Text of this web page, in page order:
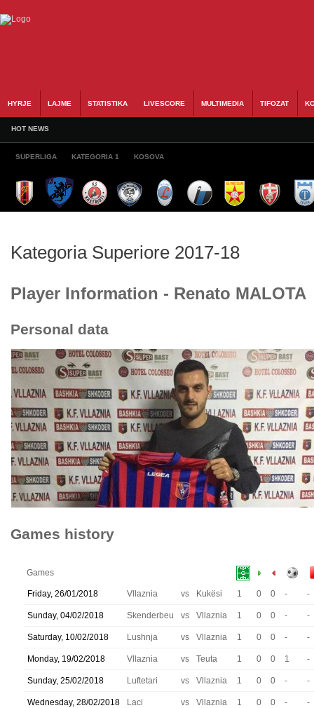
HYRJE LAJME STATISTIKA LIVESCORE MULTIMEDIA TIFOZAT
HOT NEWS
SUPERLIGA KATEGORIA 1 KOSOVA
Kategoria Superiore 2017-18
Player Information - Renato MALOTA
Personal data
Games history
Games
Friday, 26/01/2018 Vllaznia vs Kukësi 1 0 0 - -
Sunday, 04/02/2018 Skenderbeu vs Vllaznia 1 0 0 - -
Saturday, 10/02/2018 Lushnja vs Vllaznia 1 0 0 - -
Monday, 19/02/2018 Vllaznia vs Teuta 1 0 0 1 -
Sunday, 25/02/2018 Luftetari vs Vllaznia 1 0 0 - -
Wednesday, 28/02/2018 Laci vs Vllaznia 1 0 0 - -